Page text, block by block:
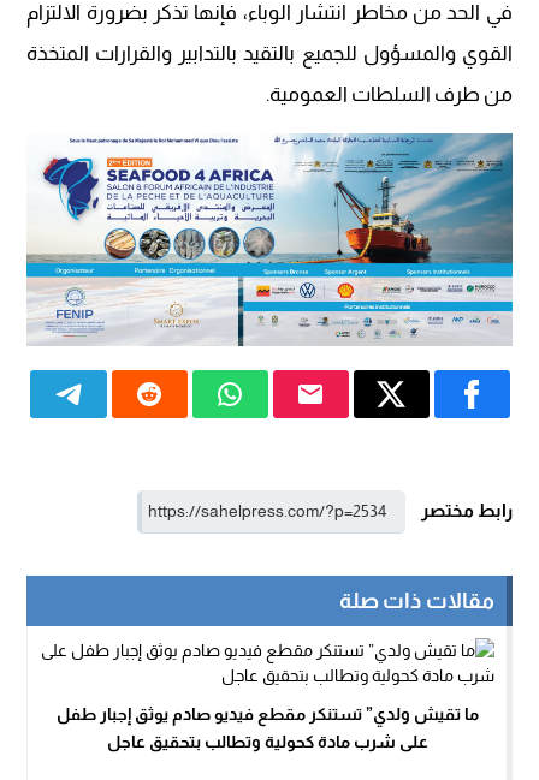
في الحد من مخاطر انتشار الوباء، فإنها تذكر بضرورة الالتزام
القوي والمسؤول للجميع بالتقيد بالتدابير والقرارات المتخذة
من طرف السلطات العمومية.
رابط مختصر
مقالات ذات صلة
ما تقيش ولدي” تستنكر مقطع فيديو صادم يوثق إجبار طفل
على شرب مادة كحولية وتطالب بتحقيق عاجل